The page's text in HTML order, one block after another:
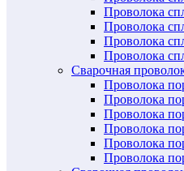
Проволока
Проволока
Проволока
Проволока
Сварочная
Проволока
Проволока
Проволока
Проволока
Проволока
Проволока